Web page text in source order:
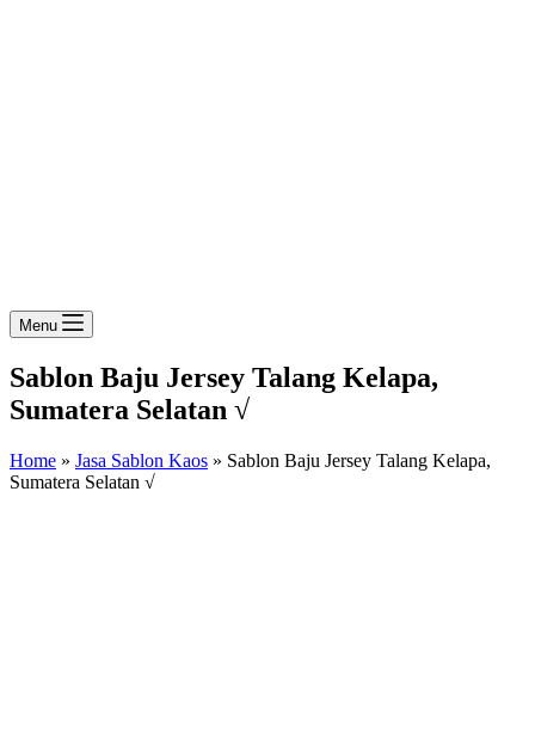
Menu
Sablon Baju Jersey Talang Kelapa,
Sumatera Selatan √
Home » Jasa Sablon Kaos » Sablon Baju Jersey Talang Kelapa,
Sumatera Selatan √